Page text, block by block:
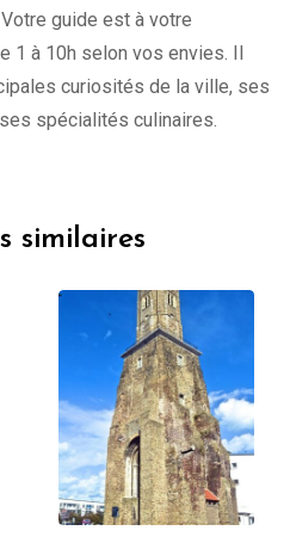
guide est à votre
1 à 10h selon vos envies. Il
curiosités de la ville, ses
spécialités culinaires.
similaires